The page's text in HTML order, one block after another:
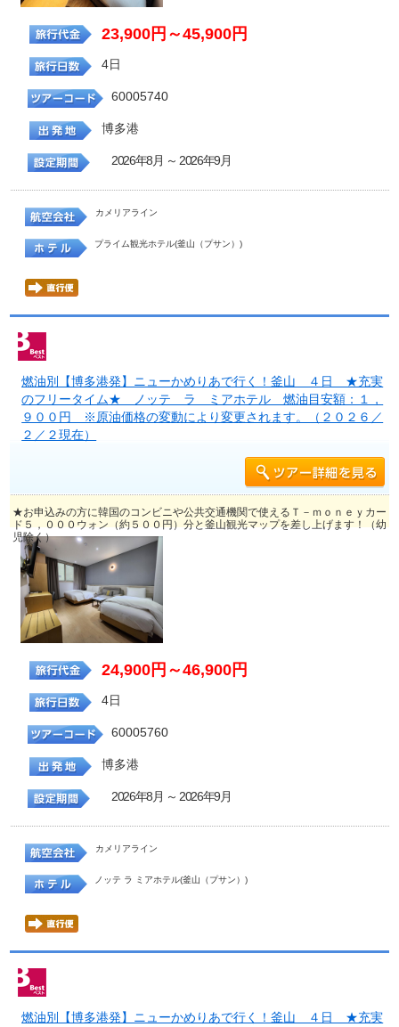
23,900円～45,900円
4日
60005740
博多港
2026年8月 ～ 2026年9月
カメリアライン
プライム観光ホテル(釜山（プサン）)
燃油別【博多港発】ニューかめりあで行く！釜山 ４日 ★充実
のフリータイム★ ノッテ ラ ミアホテル 燃油目安額：１，
９００円 ※原油価格の変動により変更されます。（２０２６／
２／２現在）
★お申込みの方に韓国のコンビニや公共交通機関で使えるＴ－ｍｏｎｅｙカー
ド５，０００ウォン（約５００円）分と釜山観光マップを差し上げます！（幼
児除く）
24,900円～46,900円
4日
60005760
博多港
2026年8月 ～ 2026年9月
カメリアライン
ノッテ ラ ミアホテル(釜山（プサン）)
燃油別【博多港発】ニューかめりあで行く！釜山 ４日 ★充実